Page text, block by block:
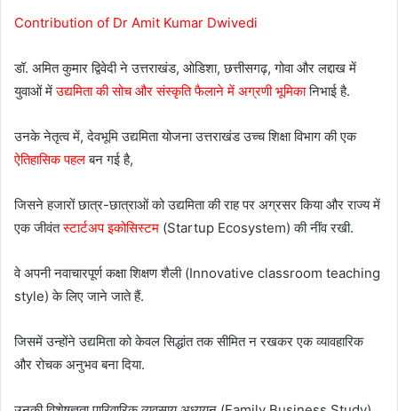
Contribution of Dr Amit Kumar Dwivedi
डॉ. अमित कुमार द्विवेदी ने उत्तराखंड, ओडिशा, छत्तीसगढ़, गोवा और लद्दाख में
युवाओं मेंउद्यमिता की सोच और संस्कृति फैलाने में अग्रणी भूमिकानिभाई है.
उनके नेतृत्व में, देवभूमि उद्यमिता योजना उत्तराखंड उच्च शिक्षा विभाग की एक
ऐतिहासिक पहलबन गई है,
जिसने हजारों छात्र-छात्राओं को उद्यमिता की राह पर अग्रसर किया और राज्य में
एक जीवंतस्टार्टअप इकोसिस्टम (Startup Ecosystem) की नींव रखी.
वे अपनी नवाचारपूर्ण कक्षा शिक्षण शैली (Innovative classroom teaching
style) के लिए जाने जाते हैं.
जिसमें उन्होंने उद्यमिता को केवल सिद्धांत तक सीमित न रखकर एक व्यावहारिक
और रोचक अनुभव बना दिया.